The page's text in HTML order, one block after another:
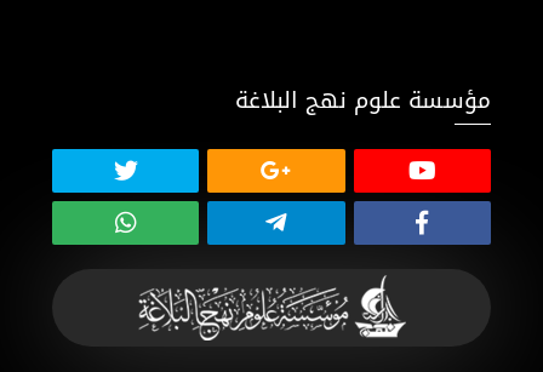
مؤسسة علوم نهج البلاغة